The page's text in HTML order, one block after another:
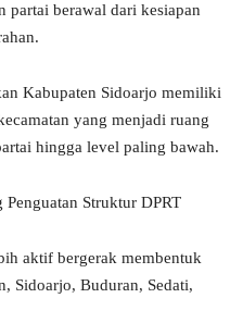
partai berawal dari kesiapan
Kabupaten Sidoarjo memiliki
yang menjadi ruang
hingga level paling bawah.
Struktur DPRT
aktif bergerak membentuk
Sidoarjo, Buduran, Sedati,